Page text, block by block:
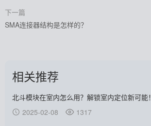
下一篇
SMA连接器结构是怎样的？
相关推荐
北斗模块在室内怎么用？解锁室内定位新可能！
2025-02-08
1317